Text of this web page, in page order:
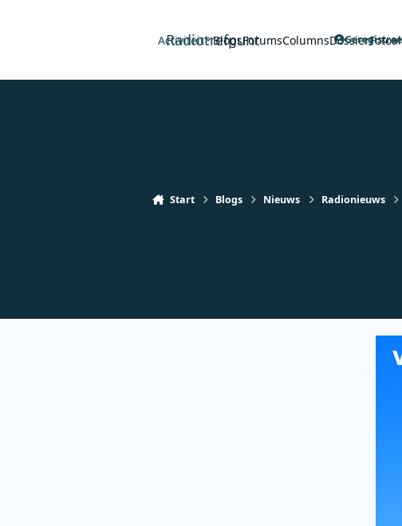
Radiotrefpunt
Activiteit BlogsForumsColumnsDossier
Start Blogs Nieuws Radionieuws